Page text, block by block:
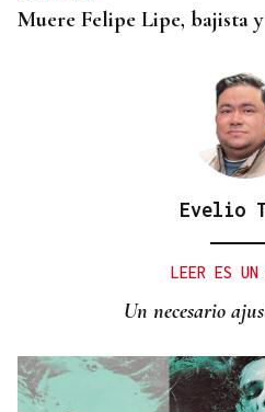
Muere Felipe Lipe, bajista
Evelio
LEER ES UN
Un necesario